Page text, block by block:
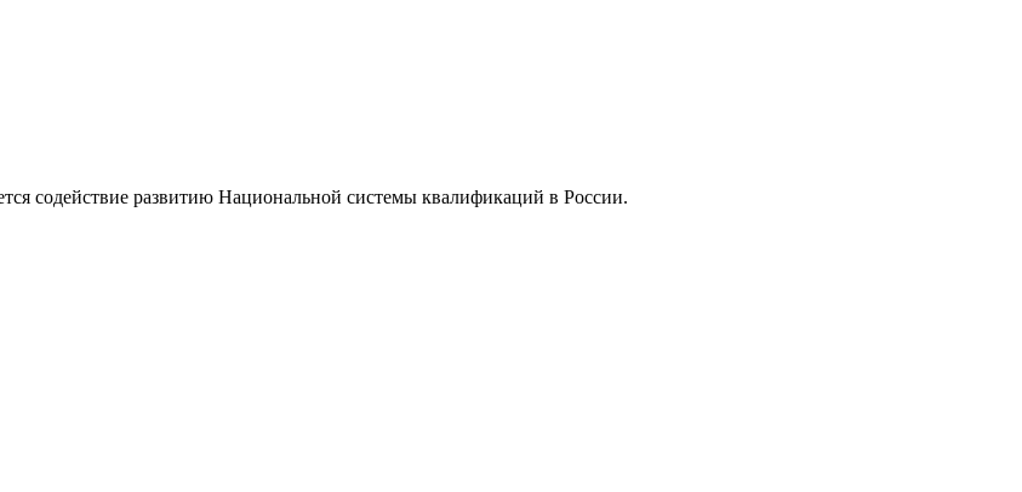
содействие развитию Национальной системы квалификаций в России.